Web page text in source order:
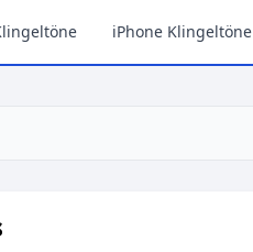
iPhone Klingeltöne